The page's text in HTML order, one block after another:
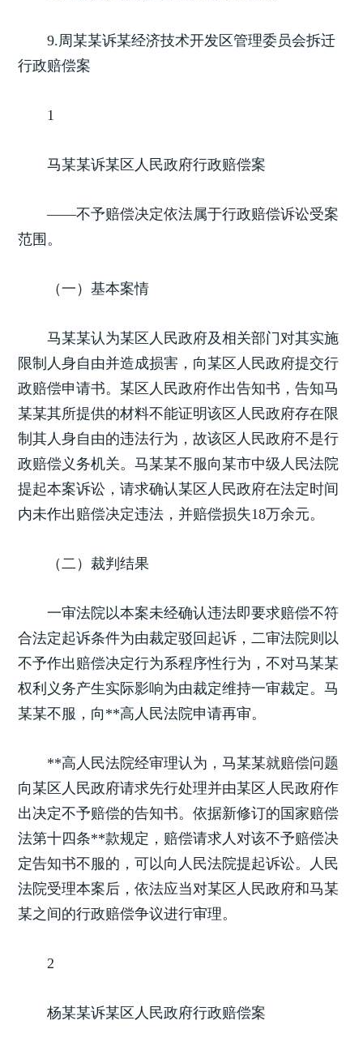
9.周某某诉某经济技术开发区管理委员会拆迁
行政赔偿案
1
马某某诉某区人民政府行政赔偿案
——不予赔偿决定依法属于行政赔偿诉讼受案
范围。
（一）基本案情
马某某认为某区人民政府及相关部门对其实施
限制人身自由并造成损害，向某区人民政府提交行
政赔偿申请书。某区人民政府作出告知书，告知马
某某其所提供的材料不能证明该区人民政府存在限
制其人身自由的违法行为，故该区人民政府不是行
政赔偿义务机关。马某某不服向某市中级人民法院
提起本案诉讼，请求确认某区人民政府在法定时间
内未作出赔偿决定违法，并赔偿损失18万余元。
（二）裁判结果
一审法院以本案未经确认违法即要求赔偿不符
合法定起诉条件为由裁定驳回起诉，二审法院则以
不予作出赔偿决定行为系程序性行为，不对马某某
权利义务产生实际影响为由裁定维持一审裁定。马
某某不服，向**高人民法院申请再审。
**高人民法院经审理认为，马某某就赔偿问题
向某区人民政府请求先行处理并由某区人民政府作
出决定不予赔偿的告知书。依据新修订的国家赔偿
法第十四条**款规定，赔偿请求人对该不予赔偿决
定告知书不服的，可以向人民法院提起诉讼。人民
法院受理本案后，依法应当对某区人民政府和马某
某之间的行政赔偿争议进行审理。
2
杨某某诉某区人民政府行政赔偿案